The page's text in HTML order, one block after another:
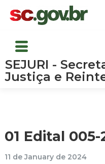
SEJURI -
Justiça e
01 Edital 005-
11 de January de 2024